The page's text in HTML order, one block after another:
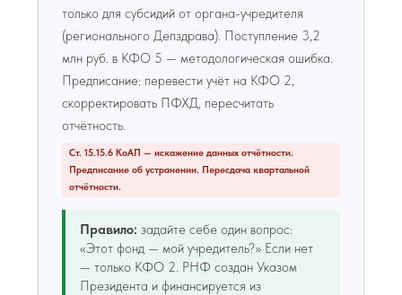
только для субсидий от органа-учредителя
(регионального Депздрава). Поступление 3,2
млн руб. в КФО 5 — методологическая ошибка.
Предписание: перевести учёт на КФО 2,
скорректировать ПФХД, пересчитать
отчётность.
Ст. 15.15.6 КоАП — искажение данных отчётности.
Предписание об устранении. Пересдача квартальной
отчётности.
Правило: задайте себе один вопрос:
«Этот фонд — мой учредитель?» Если нет
— только КФО 2. РНФ создан Указом
Президента и финансируется из